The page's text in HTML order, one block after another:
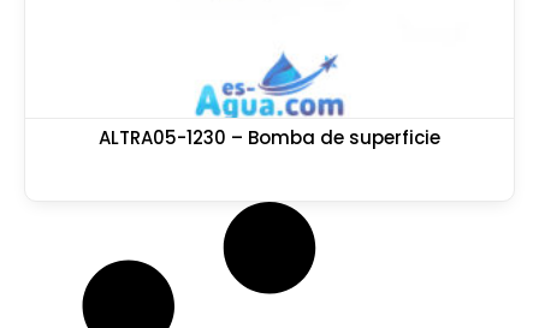
ALTRA05-1230 – Bomba de superficie